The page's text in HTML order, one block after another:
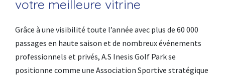
votre meilleure vitrine
Grâce à une visibilité toute l’année avec plus de 60 000
passages en haute saison et de nombreux événements
professionnels et privés, A.S Inesis Golf Park se
positionne comme une Association Sportive stratégique